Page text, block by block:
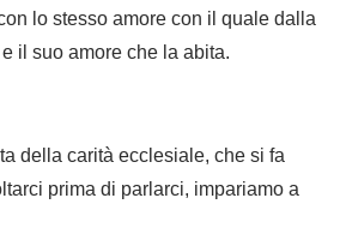
lo stesso amore con il quale dalla
il suo amore che la abita.
della carità ecclesiale, che si fa
prima di parlarci, impariamo a